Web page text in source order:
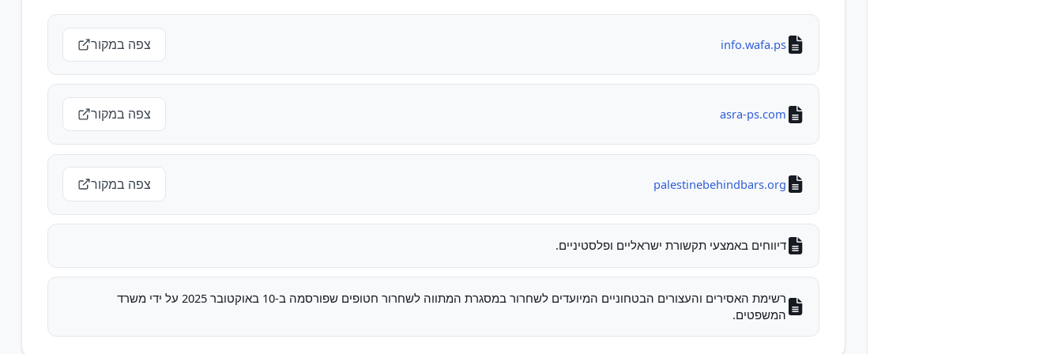
info.wafa.ps צפה במקור
asra-ps.com צפה במקור
palestinebehindbars.org צפה במקור
דיווחים באמצעי תקשורת ישראליים ופלסטיניים.
רשימת האסירים והעצורים הבטחוניים המיועדים לשחרור במסגרת המתווה לשחרור חטופים שפורסמה ב-10 באוקטובר 2025 על ידי משרד
המשפטים.